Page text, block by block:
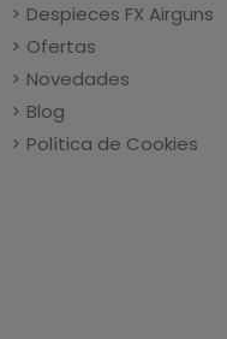
Despieces FX Airguns
Ofertas
Novedades
Blog
Política de Cookies